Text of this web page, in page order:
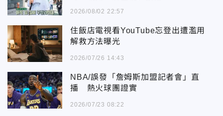
2026/08/02 22:57
住飯店電視看YouTube忘登出遭濫用
解救方法曝光
2026/07/26 14:43
NBA/誤發「詹姆斯加盟記者會」直
播 熱火球團證實
2026/07/23 08:22